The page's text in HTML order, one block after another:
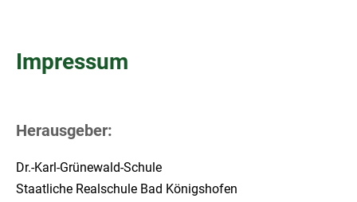
Impressum
Herausgeber:
Dr.-Karl-Grünewald-Schule
Staatliche Realschule Bad Königshofen